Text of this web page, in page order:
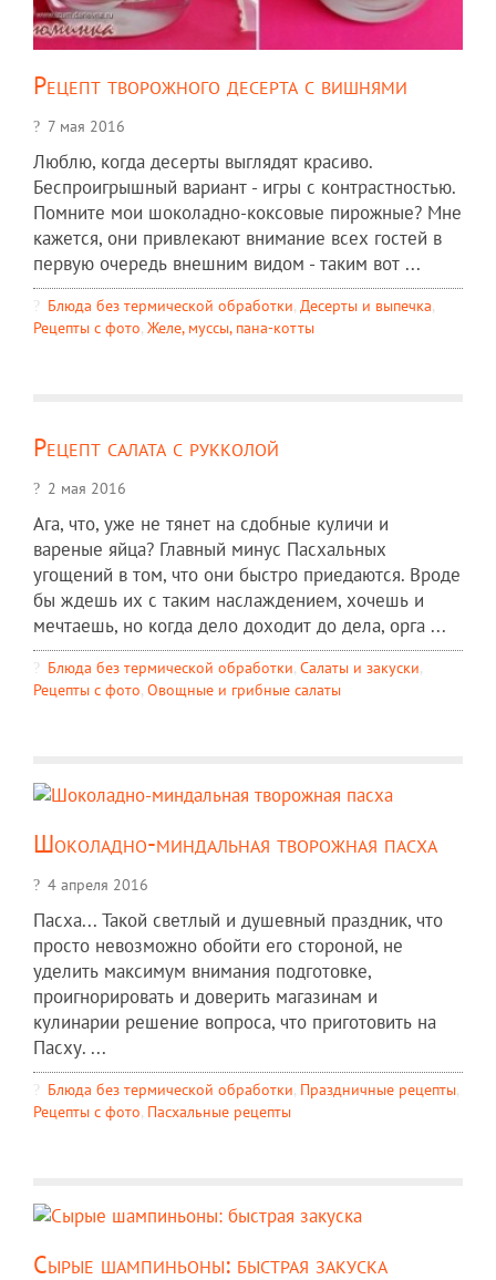
Рецепт творожного десерта с вишнями
7 мая 2016
Люблю, когда десерты выглядят красиво.
Беспроигрышный вариант - игры с контрастностью.
Помните мои шоколадно-коксовые пирожные? Мне
кажется, они привлекают внимание всех гостей в
первую очередь внешним видом - таким вот ...
Блюда без термической обработки, Десерты и выпечка,
Рецепты c фото, Желе, муссы, пана-котты
Рецепт салата с рукколой
2 мая 2016
Ага, что, уже не тянет на сдобные куличи и
вареные яйца? Главный минус Пасхальных
угощений в том, что они быстро приедаются. Вроде
бы ждешь их с таким наслаждением, хочешь и
мечтаешь, но когда дело доходит до дела, орга ...
Блюда без термической обработки, Салаты и закуски,
Рецепты c фото, Овощные и грибные салаты
Шоколадно-миндальная творожная пасха
4 апреля 2016
Пасха... Такой светлый и душевный праздник, что
просто невозможно обойти его стороной, не
уделить максимум внимания подготовке,
проигнорировать и доверить магазинам и
кулинарии решение вопроса, что приготовить на
Пасху. ...
Блюда без термической обработки, Праздничные рецепты,
Рецепты c фото, Пасхальные рецепты
Сырые шампиньоны: быстрая закуска